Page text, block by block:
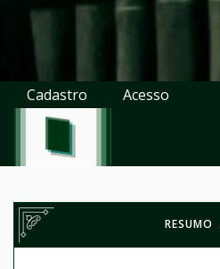
Cadastro Acesso
RESUMO